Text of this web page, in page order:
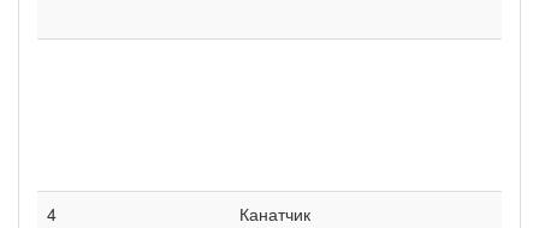
4 Канатчик